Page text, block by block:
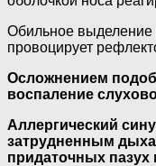
Обильное выделение
провоцирует
Осложнением
воспаление
Аллергический
затрудненным
придаточных пазух